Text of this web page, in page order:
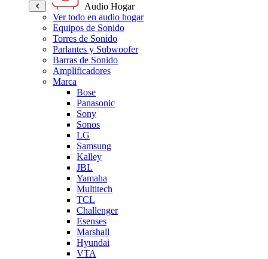
Audio Hogar
Ver todo en audio hogar
Equipos de Sonido
Torres de Sonido
Parlantes y Subwoofer
Barras de Sonido
Amplificadores
Marca
Bose
Panasonic
Sony
Sonos
LG
Samsung
Kalley
JBL
Yamaha
Multitech
TCL
Challenger
Esenses
Marshall
Hyundai
VTA